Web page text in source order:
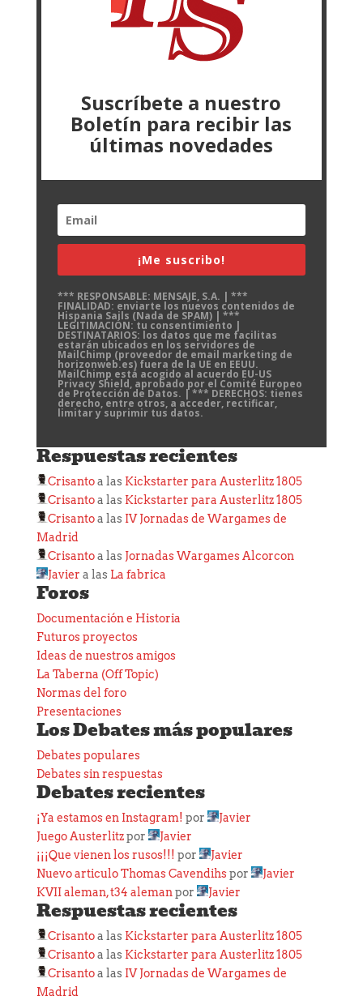
Suscríbete a nuestro
Boletín para recibir las
últimas novedades
¡Me suscribo!
*** RESPONSABLE: MENSAJE, S.A. | ***
FINALIDAD: enviarte los nuevos contenidos de
Hispania Sails (Nada de SPAM) | ***
LEGITIMACIÓN: tu consentimiento |
DESTINATARIOS: los datos que me facilitas
estarán ubicados en los servidores de
MailChimp (proveedor de email marketing de
horizonweb.es) fuera de la UE en EEUU.
MailChimp está acogido al acuerdo EU-US
Privacy Shield, aprobado por el Comité Europeo
de Protección de Datos. | *** DERECHOS: tienes
derecho, entre otros, a acceder, rectificar,
limitar y suprimir tus datos.
Respuestas recientes
Crisantoa las Kickstarter para Austerlitz 1805
Crisantoa las Kickstarter para Austerlitz 1805
Crisantoa las IV Jornadas de Wargames de
Madrid
Crisantoa las Jornadas Wargames Alcorcon
Javier a las La fabrica
Foros
Documentación e Historia
Futuros proyectos
Ideas de nuestros amigos
La Taberna (Off Topic)
Normas del foro
Presentaciones
Los Debates más populares
Debates populares
Debates sin respuestas
Debates recientes
¡Ya estamos en Instagram! por
Javier
Juego Austerlitzpor
Javier
¡¡¡Que vienen los rusos!!! por
Javier
Nuevo articulo Thomas Cavendihspor
Javier
KVII aleman, t34 alemanpor Javier
Respuestas recientes
Crisantoa las Kickstarter para Austerlitz 1805
Crisantoa las Kickstarter para Austerlitz 1805
Crisantoa las IV Jornadas de Wargames de
Madrid